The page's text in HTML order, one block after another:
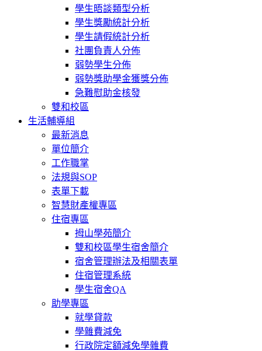
學生晤談類型分析
學生獎勵統計分析
學生請假統計分析
社團負責人分佈
弱勢學生分佈
弱勢獎助學金獲獎分佈
急難慰助金核發
雙和校區
生活輔導組
最新消息
單位簡介
工作職掌
法規與SOP
表單下載
智慧財產權專區
住宿專區
拇山學苑簡介
雙和校區學生宿舍簡介
宿舍管理辦法及相關表單
住宿管理系統
學生宿舍QA
助學專區
就學貸款
學雜費減免
行政院定額減免學雜費